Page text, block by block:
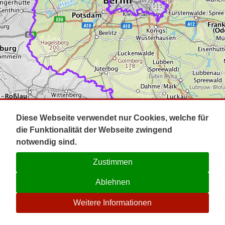
Impressum
Kontakt
☉
Diese Webseite verwendet nur Cookies, welche für
die Funktionalität der Webseite zwingend
notwendig sind.
Zustimmen
Ablehnen
Weitere Informationen